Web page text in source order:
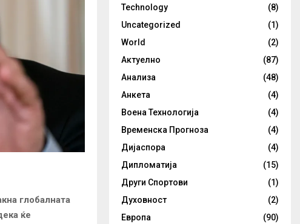
глобалната
ќе
Technology
(8)
Uncategorized
(1)
World
(2)
Актуелно
(87)
Анализа
(48)
Анкета
(4)
Воена Технологија
(4)
Временска Прогноза
(4)
Дијаспора
(4)
Дипломатија
(15)
Други Спортови
(1)
Духовност
(2)
Европа
(90)